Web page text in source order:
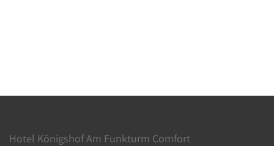
Hotel Königshof Am Funkturm Comfort